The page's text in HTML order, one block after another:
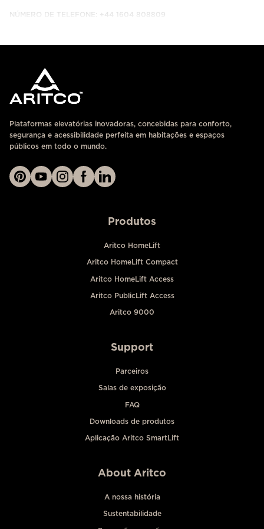
NÚMERO DE TELEFONE: +44 1604 808809
Plataformas elevatórias inovadoras, concebidas para conforto,
segurança e acessibilidade perfeita em habitações e espaços
públicos em todo o mundo.
Produtos
Aritco HomeLift
Aritco HomeLift Compact
Aritco HomeLift Access
Aritco PublicLift Access
Aritco 9000
Support
Parceiros
Salas de exposição
FAQ
Downloads de produtos
Aplicação Aritco SmartLift
About Aritco
A nossa história
Sustentabilidade